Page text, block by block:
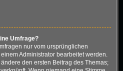
Umfrage?
nur vom ursprünglichen
Administrator bearbeitet werden.
den ersten Beitrag des Themas;